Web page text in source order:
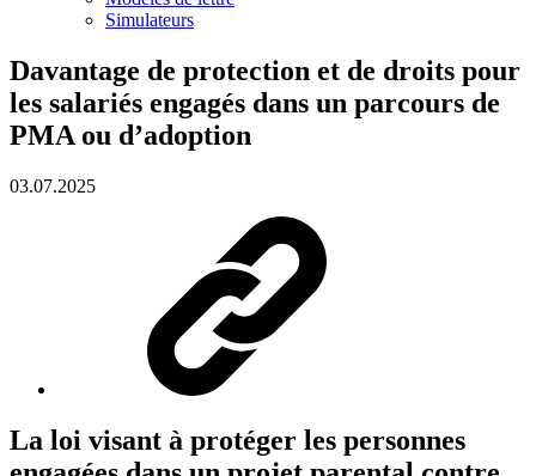
Simulateurs
Davantage de protection et de droits pour
les salariés engagés dans un parcours de
PMA ou d’adoption
03.07.2025
La loi visant à protéger les personnes